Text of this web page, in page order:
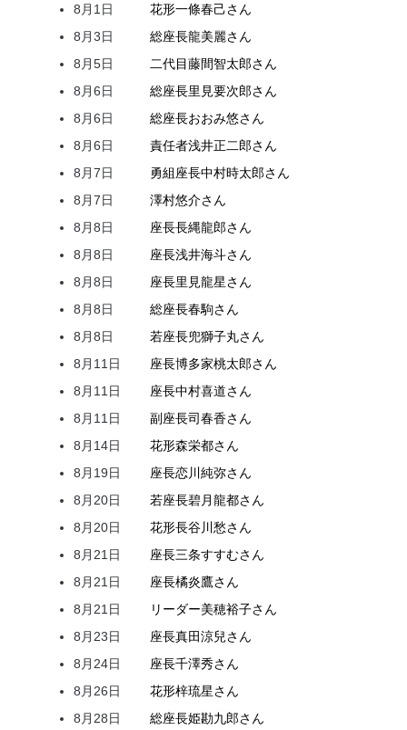
8月1日
花形一條春己さん
8月3日
総座長龍美麗さん
8月5日
二代目藤間智太郎さん
8月6日
総座長里見要次郎さん
8月6日
総座長おおみ悠さん
8月6日
責任者浅井正二郎さん
8月7日
勇組座長中村時太郎さん
8月7日
澤村悠介さん
8月8日
座長長縄龍郎さん
8月8日
座長浅井海斗さん
8月8日
座長里見龍星さん
8月8日
総座長春駒さん
8月8日
若座長兜獅子丸さん
8月11日
座長博多家桃太郎さん
8月11日
座長中村喜道さん
8月11日
副座長司春香さん
8月14日
花形森栄都さん
8月19日
座長恋川純弥さん
8月20日
若座長碧月龍都さん
8月20日
花形長谷川愁さん
8月21日
座長三条すすむさん
8月21日
座長橘炎鷹さん
8月21日
リーダー美穂裕子さん
8月23日
座長真田涼兒さん
8月24日
座長千澤秀さん
8月26日
花形梓琉星さん
8月28日
総座長姫勘九郎さん